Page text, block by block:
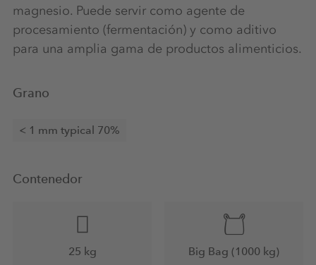
magnesio. Puede servir como agente de
procesamiento (fermentación) y como aditivo
para una amplia gama de productos alimenticios.
Grano
< 1 mm typical 70%
Contenedor
25 kg Big Bag (1000 kg)